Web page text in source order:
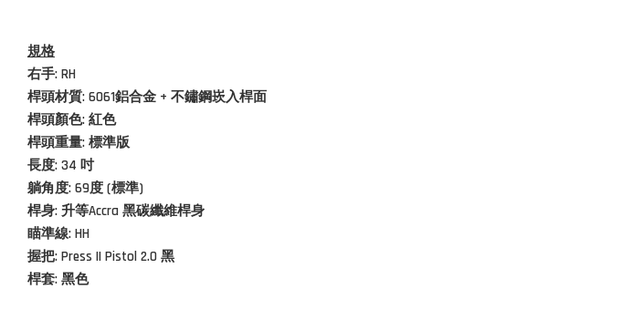
規格
右手: RH
桿頭材質: 6061鋁合金 + 不鏽鋼崁入桿面
桿頭顏色: 紅色
桿頭重量: 標準版
長度: 34 吋
躺角度: 69度 (標準)
桿身: 升等Accra 黑碳纖維桿身
瞄準線: HH
握把: Press II Pistol 2.0 黑
桿套: 黑色